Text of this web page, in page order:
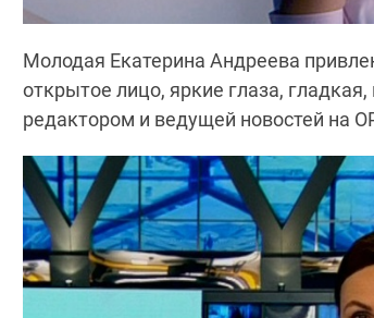
Молодая Екатерина Андреева
открытое лицо, яркие глаза,
редактором и ведущей новостей на